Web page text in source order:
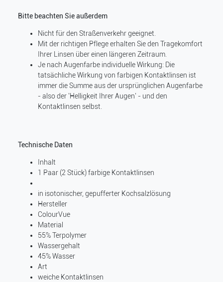
Bitte beachten Sie außerdem
Nicht für den Straßenverkehr geeignet.
Mit der richtigen Pflege erhalten Sie den Tragekomfort
Ihrer Linsen über einen längeren Zeitraum.
Je nach Augenfarbe individuelle Wirkung: Die
tatsächliche Wirkung von farbigen Kontaktlinsen ist
immer die Summe aus der ursprünglichen Augenfarbe
- also der 'Helligkeit Ihrer Augen' - und den
Kontaktlinsen selbst.
Technische Daten
Inhalt
1 Paar (2 Stück) farbige Kontaktlinsen
in isotonischer, gepufferter Kochsalzlösung
Hersteller
ColourVue
Material
55% Terpolymer
Wassergehalt
45% Wasser
Art
weiche Kontaktlinsen